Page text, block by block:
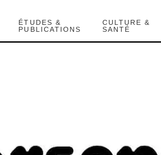
ÉTUDES &
PUBLICATIONS
CULTURE &
SANTÉ